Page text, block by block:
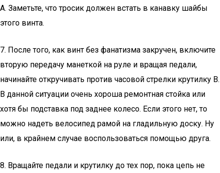
А. Заметьте, что тросик должен встать в канавку шайбы
этого винта.
7. После того, как винт без фанатизма закручен, включите
вторую передачу манеткой на руле и вращая педали,
начинайте откручивать против часовой стрелки крутилку В.
В данной ситуации очень хороша ремонтная стойка или
хотя бы подставка под заднее колесо. Если этого нет, то
можно надеть велосипед рамой на гладильную доску. Ну
или, в крайнем случае воспользоваться помощью друга.
8. Вращайте педали и крутилку до тех пор, пока цепь не